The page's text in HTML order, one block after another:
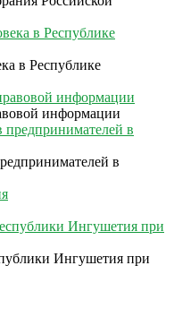
в Республике
информации
в
Ингушетия при